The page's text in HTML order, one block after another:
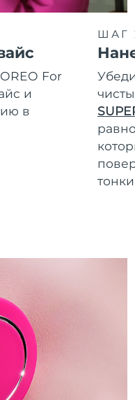
For
и
в
ШАГ